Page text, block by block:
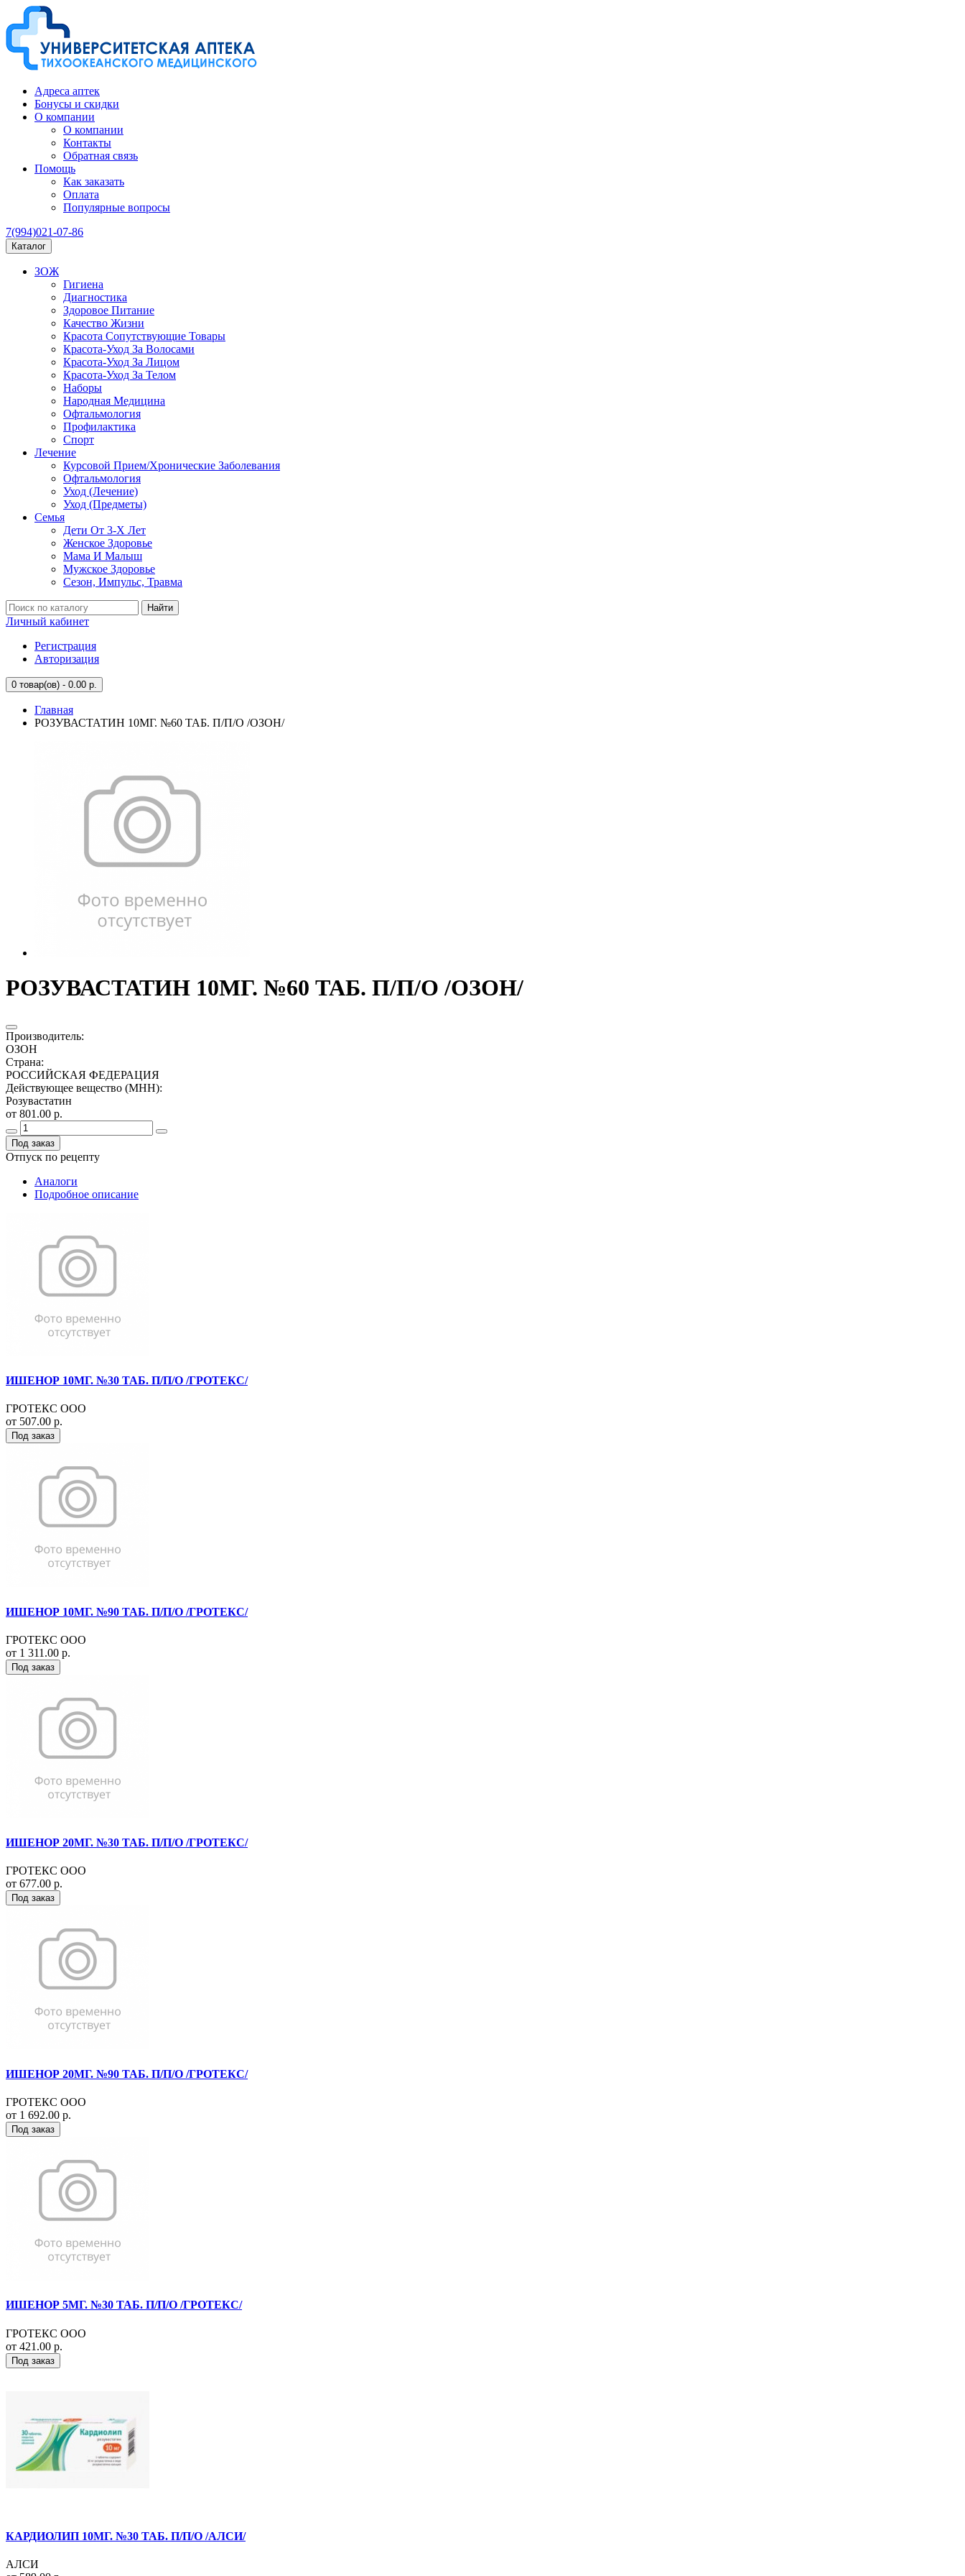
Адреса аптек
Бонусы и скидки
О компании
О компании
Контакты
Обратная связь
Помощь
Как заказать
Оплата
Популярные вопросы
7(994)021-07-86
Каталог
ЗОЖ
Гигиена
Диагностика
Здоровое Питание
Качество Жизни
Красота Сопутствующие Товары
Красота-Уход За Волосами
Красота-Уход За Лицом
Красота-Уход За Телом
Наборы
Народная Медицина
Офтальмология
Профилактика
Спорт
Лечение
Курсовой Прием/Хронические Заболевания
Офтальмология
Уход (Лечение)
Уход (Предметы)
Семья
Дети От 3-Х Лет
Женское Здоровье
Мама И Малыш
Мужское Здоровье
Сезон, Импульс, Травма
Найти
Личный кабинет
Регистрация
Авторизация
0 товар(ов) - 0.00 р.
Главная
РОЗУВАСТАТИН 10МГ. №60 ТАБ. П/П/О /ОЗОН/
РОЗУВАСТАТИН 10МГ. №60 ТАБ. П/П/О /ОЗОН/
Производитель:
ОЗОН
Страна:
РОССИЙСКАЯ ФЕДЕРАЦИЯ
Действующее вещество (МНН):
Розувастатин
от 801.00 р.
Под заказ
Отпуск по рецепту
Аналоги
Подробное описание
ИШЕНОР 10МГ. №30 ТАБ. П/П/О /ГРОТЕКС/
ГРОТЕКС ООО
от 507.00 р.
Под заказ
ИШЕНОР 10МГ. №90 ТАБ. П/П/О /ГРОТЕКС/
ГРОТЕКС ООО
от 1 311.00 р.
Под заказ
ИШЕНОР 20МГ. №30 ТАБ. П/П/О /ГРОТЕКС/
ГРОТЕКС ООО
от 677.00 р.
Под заказ
ИШЕНОР 20МГ. №90 ТАБ. П/П/О /ГРОТЕКС/
ГРОТЕКС ООО
от 1 692.00 р.
Под заказ
ИШЕНОР 5МГ. №30 ТАБ. П/П/О /ГРОТЕКС/
ГРОТЕКС ООО
от 421.00 р.
Под заказ
КАРДИОЛИП 10МГ. №30 ТАБ. П/П/О /АЛСИ/
АЛСИ